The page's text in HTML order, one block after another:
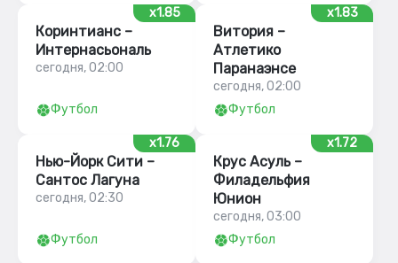
x1.85
Коринтианс –
Интернасьональ
сегодня, 02:00
Футбол
x1.83
Витория –
Атлетико
Паранаэнсе
сегодня, 02:00
Футбол
x1.76
Нью-Йорк Сити –
Сантос Лагуна
сегодня, 02:30
Футбол
x1.72
Крус Асуль –
Филадельфия
Юнион
сегодня, 03:00
Футбол